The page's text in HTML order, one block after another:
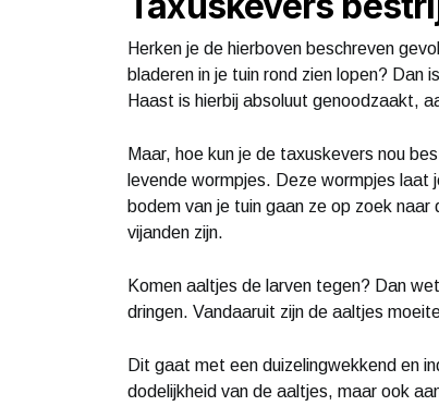
Herken je de hierboven beschreven
bladeren in je tuin rond zien lopen?
Haast is hierbij absoluut genoodzaakt,
Maar, hoe kun je de taxuskevers nou
levende wormpjes. Deze wormpjes laat
bodem van je tuin gaan ze op zoek
vijanden zijn.
Komen aaltjes de larven tegen? Dan
dringen. Vandaaruit zijn de aaltjes
Dit gaat met een duizelingwekkend en
dodelijkheid van de aaltjes, maar ook